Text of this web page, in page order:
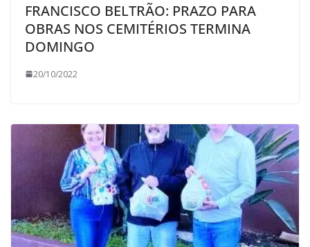
FRANCISCO BELTRÃO: PRAZO PARA
OBRAS NOS CEMITÉRIOS TERMINA
DOMINGO
20/10/2022